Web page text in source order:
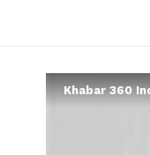
Khabar 360